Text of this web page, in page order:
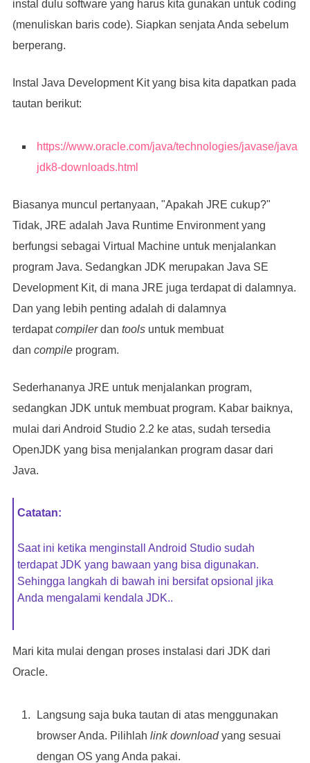
instal dulu software yang harus kita gunakan untuk coding
(menuliskan baris code). Siapkan senjata Anda sebelum
berperang.
Instal Java Development Kit yang bisa kita dapatkan pada
tautan berikut:
https://www.oracle.com/java/technologies/javase/
jdk8-downloads.html
Biasanya muncul pertanyaan, "Apakah JRE cukup?"
Tidak, JRE adalah Java Runtime Environment yang
berfungsi sebagai Virtual Machine untuk menjalankan
program Java. Sedangkan JDK merupakan Java SE
Development Kit, di mana JRE juga terdapat di dalamnya.
Dan yang lebih penting adalah di dalamnya
terdapatcompilerdan toolsuntuk membuat
dan compileprogram.
Sederhananya JRE untuk menjalankan program,
sedangkan JDK untuk membuat program. Kabar baiknya,
mulai dari Android Studio 2.2 ke atas, sudah tersedia
OpenJDK yang bisa menjalankan program dasar dari
Java.
Catatan:
Saat ini ketika menginstall Android Studio sudah
terdapat JDK yang bawaan yang bisa digunakan.
Sehingga langkah di bawah ini bersifat opsional jika
Anda mengalami kendala JDK..
Mari kita mulai dengan proses instalasi dari JDK dari
Oracle.
Langsung saja buka tautan di atas menggunakan
browser Anda. Pilihlah link downloadyang sesuai
dengan OS yang Anda pakai.